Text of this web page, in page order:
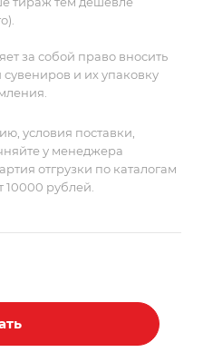
за собой право вносить
и их упаковку
условия поставки,
у менеджера
отгрузки по каталогам
10000 рублей.